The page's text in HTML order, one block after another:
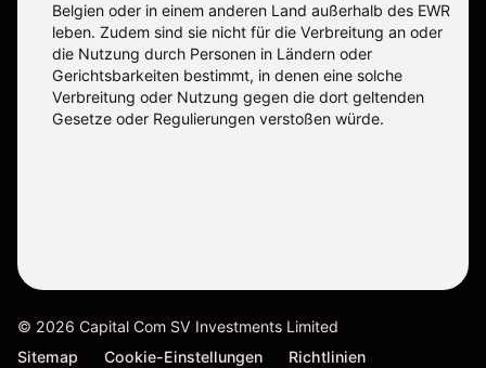
Belgien oder in einem anderen Land außerhalb des EWR
leben. Zudem sind sie nicht für die Verbreitung an oder
die Nutzung durch Personen in Ländern oder
Gerichtsbarkeiten bestimmt, in denen eine solche
Verbreitung oder Nutzung gegen die dort geltenden
Gesetze oder Regulierungen verstoßen würde.
© 2026 Capital Com SV Investments Limited
Sitemap
Cookie-Einstellungen Richtlinien